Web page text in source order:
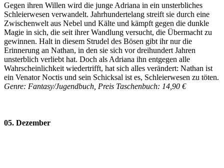
Gegen ihren Willen wird die junge Adriana in ein unsterbliches
Schleierwesen verwandelt. Jahrhundertelang streift sie durch eine
Zwischenwelt aus Nebel und Kälte und kämpft gegen die dunkle
Magie in sich, die seit ihrer Wandlung versucht, die Übermacht zu
gewinnen. Halt in diesem Strudel des Bösen gibt ihr nur die
Erinnerung an Nathan, in den sie sich vor dreihundert Jahren
unsterblich verliebt hat. Doch als Adriana ihn entgegen alle
Wahrscheinlichkeit wiedertrifft, hat sich alles verändert: Nathan ist
ein Venator Noctis und sein Schicksal ist es, Schleierwesen zu töten.
Genre: Fantasy/Jugendbuch, Preis Taschenbuch: 14,90 €
05. Dezember